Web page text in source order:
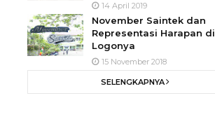
14 April 2019
November Saintek dan
Representasi Harapan di
Logonya
15 November 2018
SELENGKAPNYA